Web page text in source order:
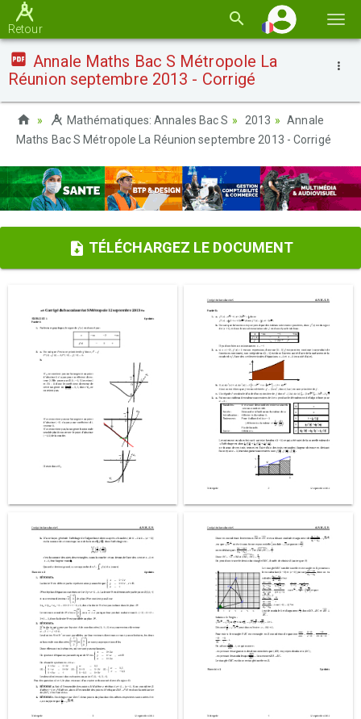
la
Retour
Annale Maths Bac S Métropole La
Réunion septembre 2013 - Corrigé
Mathématiques: Annales Bac S 2013
Annale
Maths Bac S Métropole La Réunion septembre 2013 - Corrigé
TÉLÉCHARGEZ LE DOCUMENT